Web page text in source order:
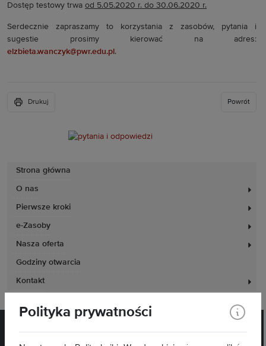
Strona główna
O nas
Pierwsze kroki
e-Zasoby
Nasza oferta
Godziny otwarcia
Kontakt
Dostęp testowy trwa od 5.05.2020 r. do 30.06.2020 r.
Serdecznie zapraszamy to korzystania z zasobów, pytania i
sugestie prosimy kierować na adres:
elzbieta.wanczyk@pwr.edu.pl .
Drukuj Powrót
Polityka prywatności